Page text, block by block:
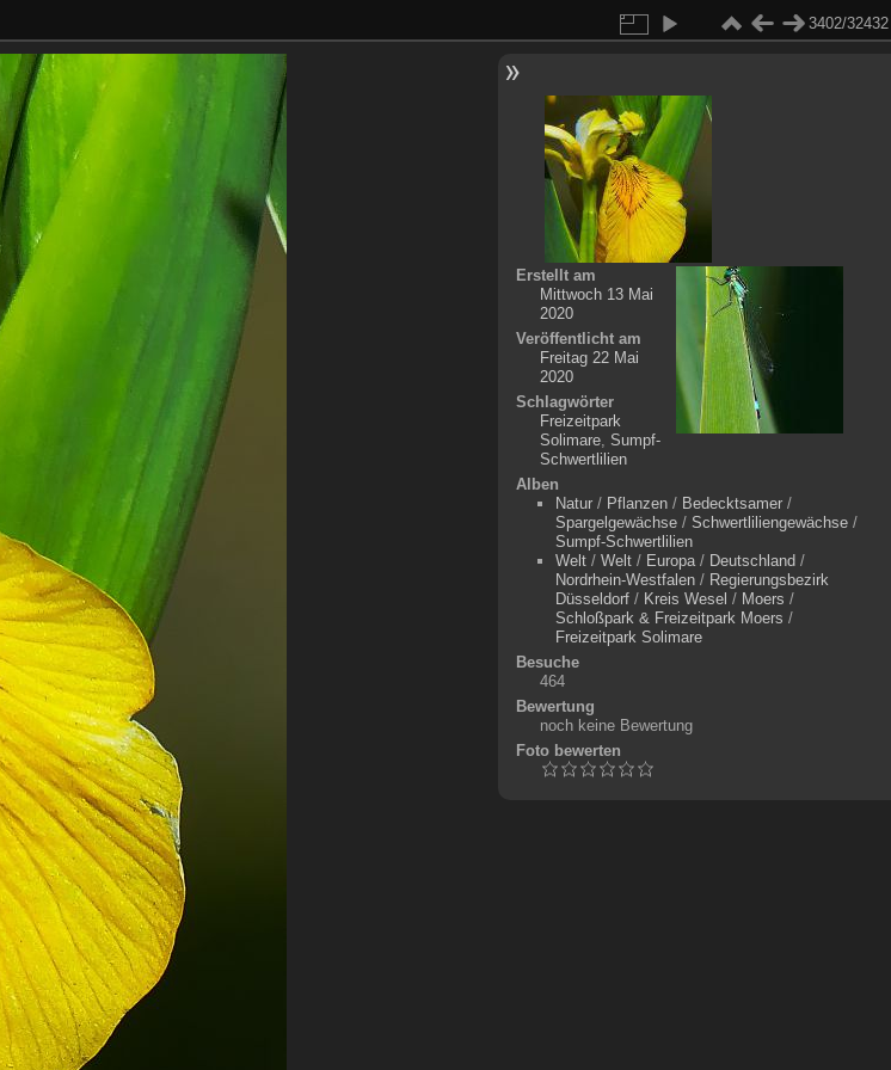
3402/32432
Erstellt am
Mittwoch 13 Mai
2020
Veröffentlicht am
Freitag 22 Mai
2020
Schlagwörter
Freizeitpark
Solimare, Sumpf-
Schwertlilien
Alben
Natur/ Pflanzen/ Bedecktsamer/
Spargelgewächse/ Schwertliliengewächse/
Sumpf-Schwertlilien
Welt/ Welt/ Europa/ Deutschland /
Nordrhein-Westfalen/ Regierungsbezirk
Düsseldorf/ Kreis Wesel / Moers /
Schloßpark & Freizeitpark Moers /
Freizeitpark Solimare
Besuche
464
Bewertung
noch keine Bewertung
Foto bewerten